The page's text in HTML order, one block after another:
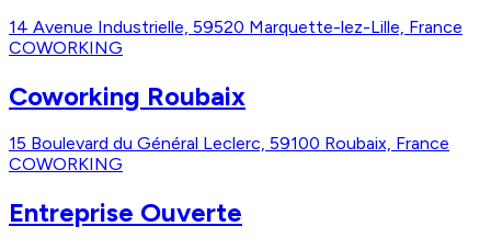
14 Avenue Industrielle, 59520 Marquette-lez-Lille, France
COWORKING
Coworking Roubaix
15 Boulevard du Général Leclerc, 59100 Roubaix, France
COWORKING
Entreprise Ouverte